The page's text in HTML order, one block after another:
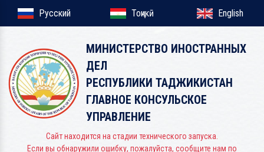
Русский Тоҷикӣ English
МИНИСТЕРСТВО ИНОСТРАННЫХ
ДЕЛ
РЕСПУБЛИКИ ТАДЖИКИСТАН
ГЛАВНОЕ КОНСУЛЬСКОЕ
УПРАВЛЕНИЕ
Сайт находится на стадии технического запуска.
Если вы обнаружили ошибку, пожалуйста, сообщите нам по